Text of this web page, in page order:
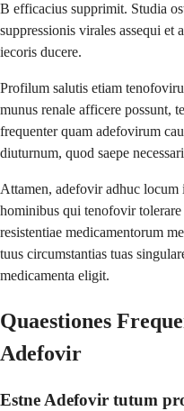
B efficacius supprimit. Studia
suppressionis virales assequi et
iecoris ducere.
Profilum salutis etiam
munus renale afficere possunt,
frequenter quam adefovirum
diuturnum, quod saepe
Attamen, adefovir adhuc locum
hominibus qui tenofovir
resistentiae medicamentorum
tuus circumstantias tuas
medicamenta eligit.
Quaestiones
Adefovir
Estne Adefovir tutum